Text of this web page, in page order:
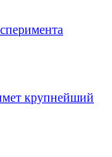
крупнейший